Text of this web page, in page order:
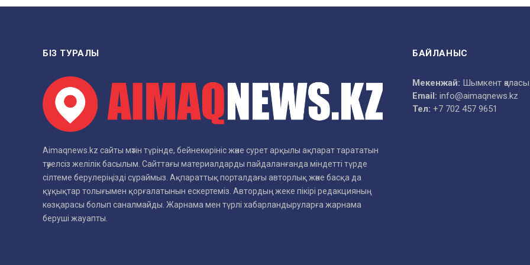
БІЗ ТУРАЛЫ
Aimaqnews.kz сайты мәтін түрінде, бейнекөрініс және сурет арқылы ақпарат тарататын
тәуелсіз желілік басылым. Сайттағы материалдарды пайдаланғанда міндетті түрде
сілтеме берулеріңізді сұраймыз. Ақпараттық порталдағы авторлық және басқа да
құқықтар толығымен қорғалатынын ескертеміз. Автордың жеке пікірі редакцияның
көзқарасы болып саналмайды. Жарнама мен түрлі хабарландыруларға жарнама
беруші жауапты.
БАЙЛАНЫС
Мекенжай: Шымкент
Email: info@aimaqnews.kz
Тел: +7 702 457 9651